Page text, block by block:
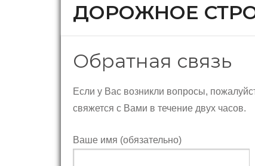
ДОРОЖНОЕ
Обратная связь
Если у Вас возникли вопросы,
свяжется с Вами в течение двух часов.
Ваше имя (обязательно)